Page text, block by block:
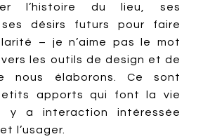
l’histoire du lieu, ses
désirs futurs pour faire
– je n’aime pas le mot
les outils de design et de
nous élaborons. Ce sont
apports qui font la vie
y a interaction intéressée
l’usager.